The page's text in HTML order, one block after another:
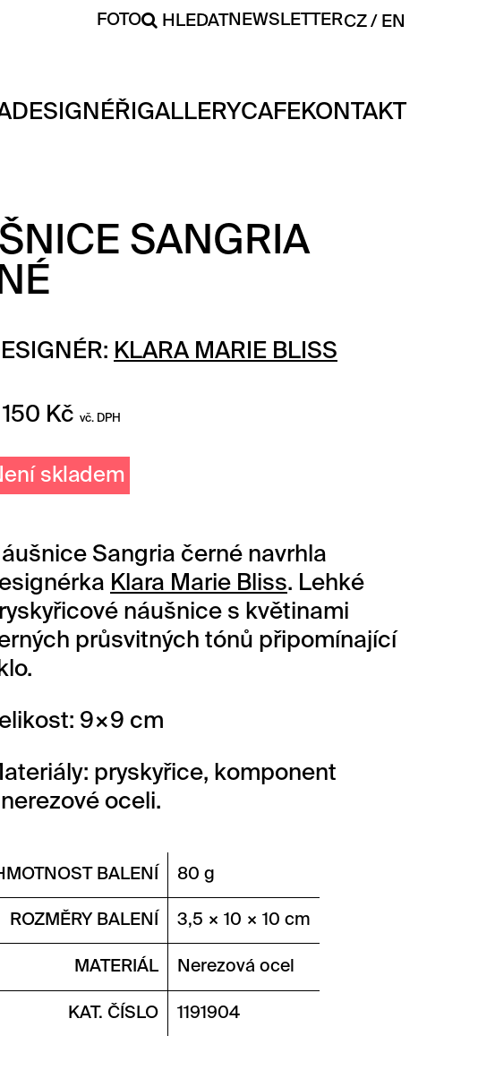
FOTO HLEDATNEWSLETTERCZ EN
DESIGNÉŘIGALLERYCAFEKONTAKT
SANGRIA
KLARA MARIE BLISS
Kč vč. DPH
skladem
Sangria černé navrhla
Klara Marie Bliss. Lehké
náušnice s květinami
průsvitných tónů připomínající
9×9 cm
pryskyřice, komponent
oceli.
BALENÍ 80 g
ROZMĚRY BALENÍ 3,5 × 10 × 10 cm
MATERIÁL Nerezová ocel
KAT. ČÍSLO 1191904